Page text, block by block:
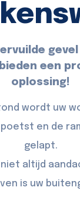
een
oplossing!
wordt uw
en de
gelapt.
niet altijd
is uw